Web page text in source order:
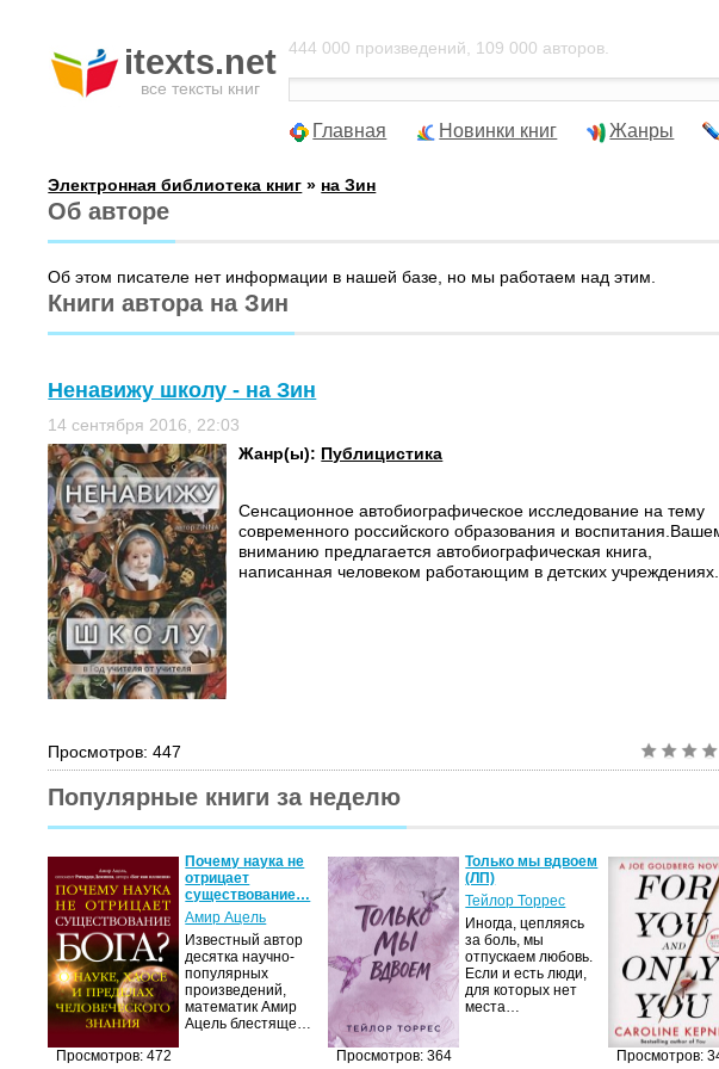
itexts.net
все тексты книг
444 000 произведений, 109 000 авторов.
Главная Новинки книг Жанры
Электронная библиотека книг » на Зин
Об авторе
Об этом писателе нет информации в нашей базе, но мы работаем над этим.
Книги автора на Зин
Ненавижу школу - на Зин
14 сентября 2016, 22:03
Жанр(ы): Публицистика
Сенсационное автобиографическое исследование на тему
современного российского образования и
вниманию предлагается автобиографическая книга,
написанная человеком работающим в детских
Просмотров: 447
Популярные книги за неделю
Просмотров: 472
Почему наука не
отрицает
существование…
Амир Ацель
Известный автор
десятка научно-
популярных
произведений,
математик Амир
Ацель блестяще…
Просмотров: 364
Только мы вдвоем
(ЛП)
Тейлор Торрес
Иногда, цепляясь
за боль, мы
отпускаем любовь.
Если и есть люди,
для которых нет
места…
Просмотров: